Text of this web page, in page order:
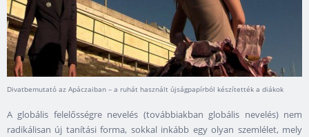
Divatbemutató az Apáczaiban – a ruhát használt újságpapírból készítették a diákok
A globális felelősségre nevelés (továbbiakban globális nevelés) nem
radikálisan új tanítási forma, sokkal inkább egy olyan szemlélet, mely